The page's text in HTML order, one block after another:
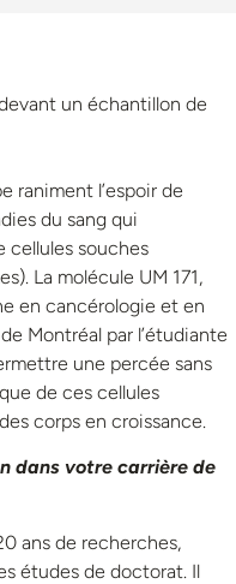
un échantillon de
raniment l’espoir de
du sang qui
cellules souches
La molécule UM 171,
en cancérologie et en
Montréal par l’étudiante
une percée sans
de ces cellules
corps en croissance.
dans votre carrière de
ans de recherches,
études de doctorat. Il